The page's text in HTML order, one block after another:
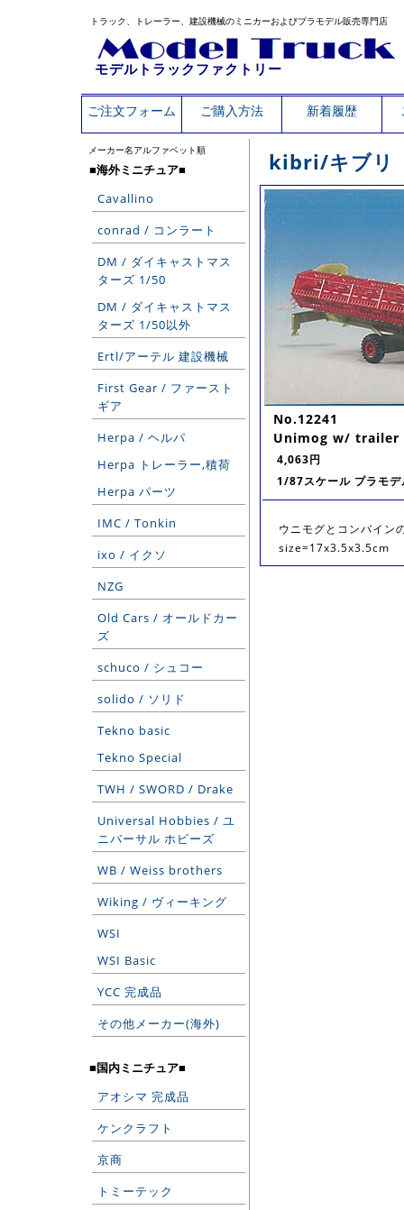
トラック、トレーラー、建設機械のミニカーおよびプラモデル販売専門店
モデルトラックファクトリー
ご注文フォーム ご購入方法 新着履歴
メーカー名アルファベット順
■海外ミニチュア■
Cavallino
conrad / コンラート
DM / ダイキャストマス
ターズ 1/50
DM / ダイキャストマス
ターズ 1/50以外
Ertl/アーテル 建設機械
First Gear / ファースト
ギア
Herpa / ヘルパ
Herpa トレーラー,積荷
Herpa パーツ
IMC / Tonkin
ixo / イクソ
NZG
Old Cars / オールドカー
ズ
schuco / シュコー
solido / ソリド
Tekno basic
Tekno Special
TWH / SWORD / Drake
Universal Hobbies / ユ
ニバーサル ホビーズ
WB / Weiss brothers
Wiking / ヴィーキング
WSI
WSI Basic
YCC 完成品
その他メーカー(海外)
■国内ミニチュア■
アオシマ 完成品
ケンクラフト
京商
トミーテック
kibri/キブリ
No.12241
Unimog w/ trailer
4,063円
1/87スケール プラモデ
ウニモグとコンバイン
size=17x3.5x3.5cm